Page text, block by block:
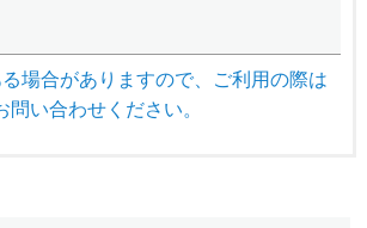
場合がありますので、ご利用の際は
い合わせください。